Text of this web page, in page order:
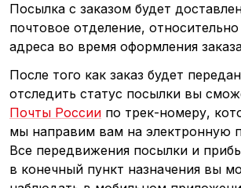
Посылка с заказом будет
почтовое отделение, относительно
адреса во время оформления
После того как заказ будет
отследить статус посылки вы
Почты России по трек-номеру,
мы направим вам на электронную
Все передвижения посылки и
в конечный пункт назначения вы